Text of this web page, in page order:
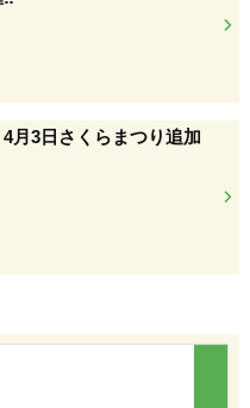
3日さくらまつり追加